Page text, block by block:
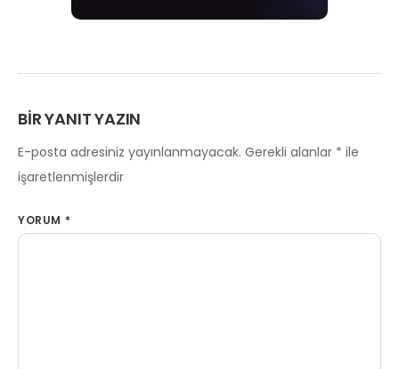
BIR YANIT YAZIN
E-posta adresiniz yayınlanmayacak. Gerekli alanlar * ile
işaretlenmişlerdir
YORUM *